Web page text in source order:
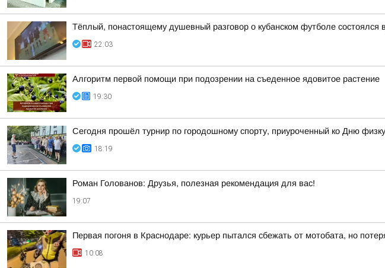
Тёплый, понастоящему душевный разговор о кубанском футболе состоялся
22:03
Алгоритм первой помощи при подозрении на съеденное ядовитое растение
19:30
Сегодня прошёл турнир по городошному спорту, приуроченный ко Дню
18:19
Роман Голованов: Друзья, полезная рекомендация для вас!
19:07
Первая погоня в Краснодаре: курьер пытался сбежать от мотобата, но
10:08